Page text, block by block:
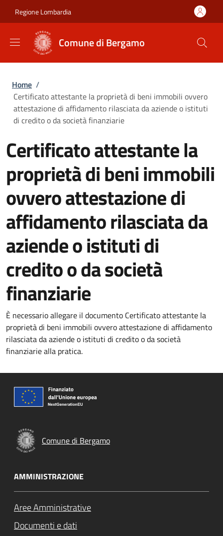
Regione Lombardia
Comune di Bergamo
Briciole di pane
Home /
Certificato attestante la proprietà di beni immobili ovvero
attestazione di affidamento rilasciata da aziende o istituti
di credito o da società finanziarie
Certificato attestante la
proprietà di beni immobili
ovvero attestazione di
affidamento rilasciata da
aziende o istituti di
credito o da società
finanziarie
È necessario allegare il documento Certificato attestante la
proprietà di beni immobili ovvero attestazione di affidamento
rilasciata da aziende o istituti di credito o da società
finanziarie alla pratica.
Comune di Bergamo
AMMINISTRAZIONE
Aree Amministrative
Documenti e dati